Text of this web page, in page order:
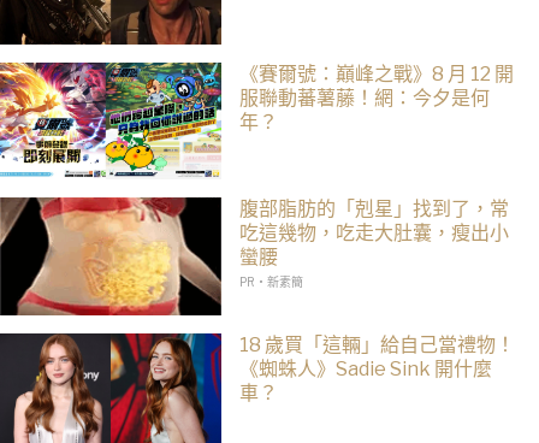
《賽爾號：巔峰之戰》8 月 12 開
服聯動蕃薯藤！網：今夕是何
年？
腹部脂肪的「剋星」找到了，常
吃這幾物，吃走大肚囊，瘦出小
蠻腰
PR・新素簡
18 歲買「這輛」給自己當禮物！
《蜘蛛人》Sadie Sink 開什麼
車？